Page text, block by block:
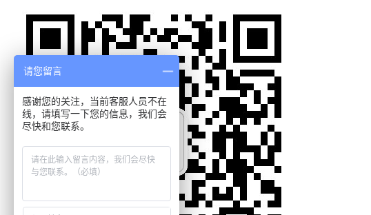
请您留言
感谢您的关注，当前客服人员不在
线，请填写一下您的信息，我们会
尽快和您联系。